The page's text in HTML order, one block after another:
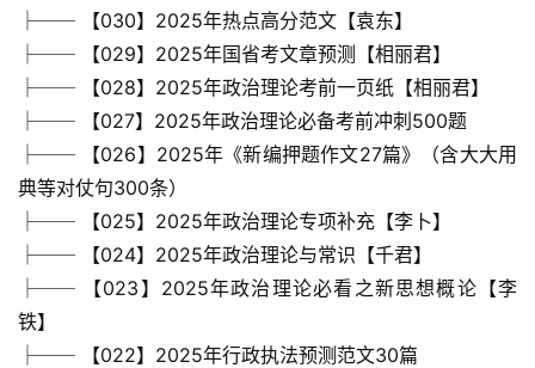
├── 【030】2025年热点高分范文【袁东】
├── 【029】2025年国省考文章预测【相丽君】
├── 【028】2025年政治理论考前一页纸【相丽君】
├── 【027】2025年政治理论必备考前冲刺500题
├── 【026】2025年《新编押题作文27篇》（含大大用
典等对仗句300条）
├── 【025】2025年政治理论专项补充【李卜】
├── 【024】2025年政治理论与常识【千君】
├── 【023】2025年政治理论必看之新思想概论【李
铁】
├── 【022】2025年行政执法预测范文30篇